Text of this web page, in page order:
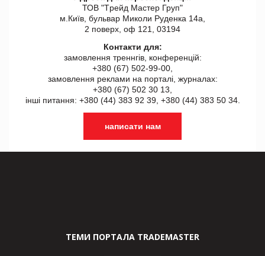
ТОВ "Tрейд Мастер Груп"
м.Київ, бульвар Миколи Руденка 14а,
2 поверх, оф 121, 03194
Контакти для:
замовлення треннгів, конференцій:
+380 (67) 502-99-00,
замовлення реклами на порталі, журналах:
+380 (67) 502 30 13,
інші питання: +380 (44) 383 92 39, +380 (44) 383 50 34.
написати нам
ТЕМИ ПОРТАЛА TRADEMASTER